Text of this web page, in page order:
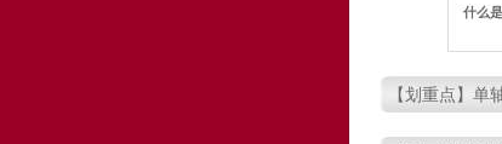
什么
【划重点】单